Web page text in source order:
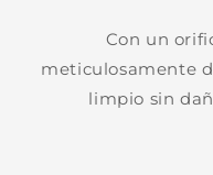
Con un
meticulosamente
limpio sin